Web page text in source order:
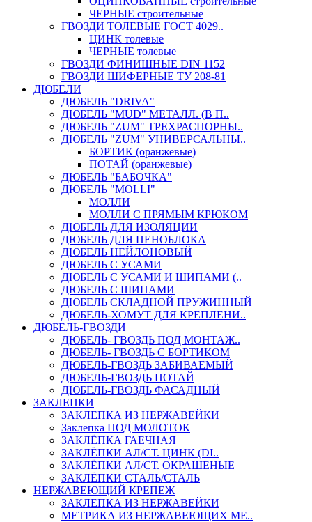
ЧЕРНЫЕ строительные
ГВОЗДИ ТОЛЕВЫЕ ГОСТ 4029..
ЦИНК толевые
ЧЕРНЫЕ толевые
ГВОЗДИ ФИНИШНЫЕ DIN 1152
ГВОЗДИ ШИФЕРНЫЕ ТУ 208-81
ДЮБЕЛИ
ДЮБЕЛЬ "DRIVA"
ДЮБЕЛЬ "MUD" МЕТАЛЛ. (В П..
ДЮБЕЛЬ "ZUM" ТРЕХРАСПОРНЫ..
ДЮБЕЛЬ "ZUM" УНИВЕРСАЛЬНЫ..
БОРТИК (оранжевые)
ПОТАЙ (оранжевые)
ДЮБЕЛЬ "БАБОЧКА"
ДЮБЕЛЬ "МOLLI"
МОЛЛИ
МОЛЛИ С ПРЯМЫМ КРЮКОМ
ДЮБЕЛЬ ДЛЯ ИЗОЛЯЦИИ
ДЮБЕЛЬ ДЛЯ ПЕНОБЛОКА
ДЮБЕЛЬ НЕЙЛОНОВЫЙ
ДЮБЕЛЬ С УСАМИ
ДЮБЕЛЬ С УСАМИ И ШИПАМИ (..
ДЮБЕЛЬ С ШИПАМИ
ДЮБЕЛЬ СКЛАДНОЙ ПРУЖИННЫЙ
ДЮБЕЛЬ-ХОМУТ ДЛЯ КРЕПЛЕНИ..
ДЮБЕЛЬ-ГВОЗДИ
ДЮБЕЛЬ- ГВОЗДЬ ПОД МОНТАЖ..
ДЮБЕЛЬ- ГВОЗДЬ С БОРТИКОМ
ДЮБЕЛЬ-ГВОЗДЬ ЗАБИВАЕМЫЙ
ДЮБЕЛЬ-ГВОЗДЬ ПОТАЙ
ДЮБЕЛЬ-ГВОЗДЬ ФАСАДНЫЙ
ЗАКЛЕПКИ
ЗАКЛЕПКА ИЗ НЕРЖАВЕЙКИ
Заклепка ПОД МОЛОТОК
ЗАКЛЁПКА ГАЕЧНАЯ
ЗАКЛЁПКИ АЛ/СТ. ЦИНК (DI..
ЗАКЛЁПКИ АЛ/СТ. ОКРАШЕНЫЕ
ЗАКЛЁПКИ СТАЛЬ/СТАЛЬ
НЕРЖАВЕЮЩИЙ КРЕПЕЖ
ЗАКЛЕПКА ИЗ НЕРЖАВЕЙКИ
МЕТРИКА ИЗ НЕРЖАВЕЮЩИХ МЕ..